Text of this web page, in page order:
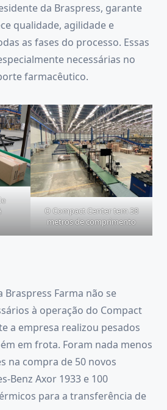
da Braspress, garante
qualidade, agilidade e
as fases do processo. Essas
necessárias no
farmacêutico.
O Compact Center tem 38
metros de comprimento
Braspress Farma não se
à operação do Compact
a empresa realizou pesados
em frota. Foram nada menos
na compra de 50 novos
Benz Axor 1933 e 100
para a transferência de